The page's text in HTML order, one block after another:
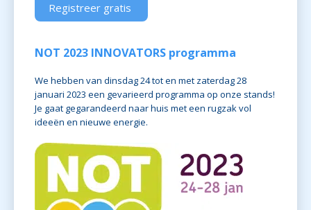
Registreer gratis
NOT 2023 INNOVATORS programma
We hebben van dinsdag 24 tot en met zaterdag 28
januari 2023 een gevarieerd programma op onze stands!
Je gaat gegarandeerd naar huis met een rugzak vol
ideeën en nieuwe energie.